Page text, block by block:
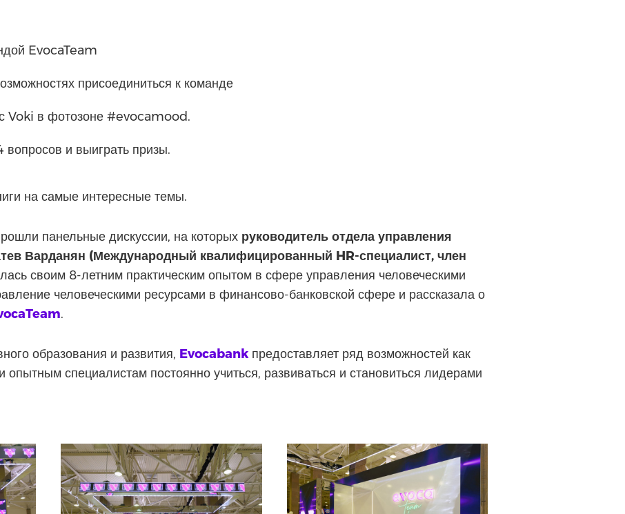
EvocaTeam
присоединиться к команде
Voki в фотозоне #evocamood.
вопросов и выиграть призы.
на самые интересные темы.
панельные дискуссии, на которых руководитель отдела управления
Варданян (Международный квалифицированный HR-специалист, член
своим 8-летним практическим опытом в сфере управления человеческими
человеческими ресурсами в финансово-банковской сфере и рассказала о
.
образования и развития, Evocabank предоставляет ряд возможностей как
опытным специалистам постоянно учиться, развиваться и становиться лидерами